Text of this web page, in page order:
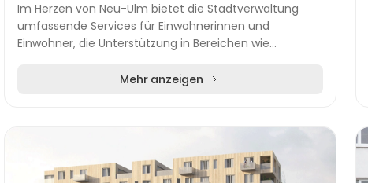
Im Herzen von Neu-Ulm bietet die Stadtverwaltung
umfassende Services für Einwohnerinnen und
Einwohner, die Unterstützung in Bereichen wie
Mehr anzeigen